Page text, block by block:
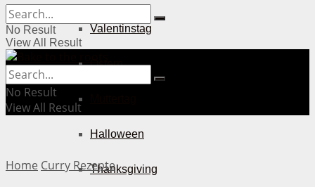
Valentinstag
Ostern
Halloween
Thanksgiving
No Result
View All Result
No Result
View All Result
Home Curry Rezepte